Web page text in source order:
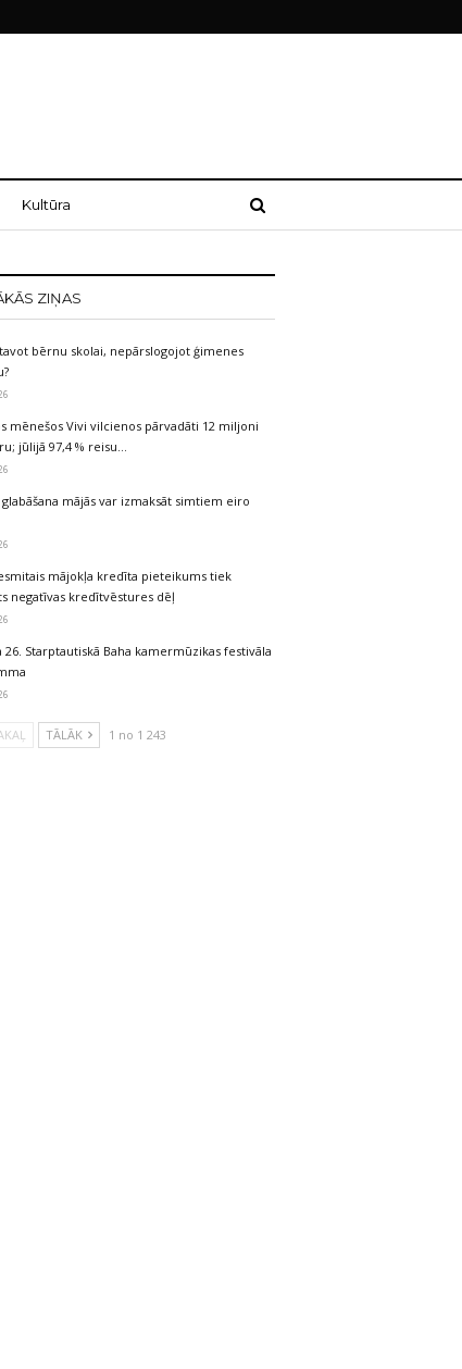
Kultūra
ZIŅAS
bērnu skolai, nepārslogojot ģimenes
mēnešos Vivi vilcienos pārvadāti 12 miljoni
jūlijā 97,4 % reisu…
glabāšana mājās var izmaksāt simtiem eiro
mājokļa kredīta pieteikums tiek
negatīvas kredītvēstures dēļ
26. Starptautiskā Baha kamermūzikas festivāla
TĀLĀK 1 no 1 243